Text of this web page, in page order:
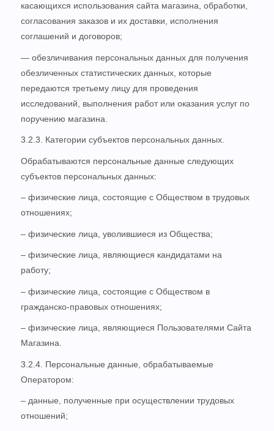
касающихся использования сайта магазина, обработки,
согласования заказов и их доставки, исполнения
соглашений и договоров;
— обезличивания персональных данных для получения
обезличенных статистических данных, которые
передаются третьему лицу для проведения
исследований, выполнения работ или оказания услуг по
поручению магазина.
3.2.3. Категории субъектов персональных данных.
Обрабатываются персональные данные следующих
субъектов персональных данных:
– физические лица, состоящие с Обществом в трудовых
отношениях;
– физические лица, уволившиеся из Общества;
– физические лица, являющиеся кандидатами на
работу;
– физические лица, состоящие с Обществом в
гражданско-правовых отношениях;
– физические лица, являющиеся Пользователями Сайта
Магазина.
3.2.4. Персональные данные, обрабатываемые
Оператором:
– данные, полученные при осуществлении трудовых
отношений;